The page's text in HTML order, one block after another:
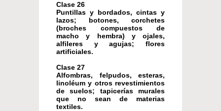
Clase 26
Puntillas y bordados, cintas y
lazos; botones, corchetes
(broches compuestos de
macho y hembra) y ojales,
alfileres y agujas; flores
artificiales.
Clase 27
Alfombras, felpudos, esteras,
linoléum y otros revestimientos
de suelos; tapicerías murales
que no sean de materias
textiles.